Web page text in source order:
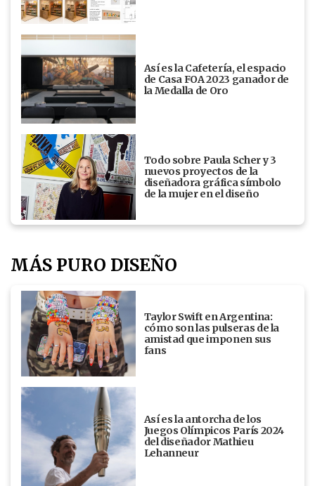
Así es la Cafetería, el espacio
de Casa FOA 2023 ganador de
la Medalla de Oro
Todo sobre Paula Scher y 3
nuevos proyectos de la
diseñadora gráfica símbolo
de la mujer en el diseño
MÁS PURO DISEÑO
Taylor Swift en Argentina:
cómo son las pulseras de la
amistad que imponen sus
fans
Así es la antorcha de los
Juegos Olímpicos París 2024
del diseñador Mathieu
Lehanneur